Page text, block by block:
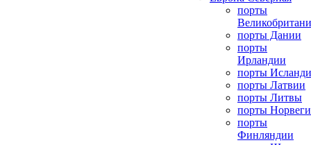
порты
порты Дании
порты
Ирландии
порты
порты Латвии
порты Литвы
порты
порты
Финляндии